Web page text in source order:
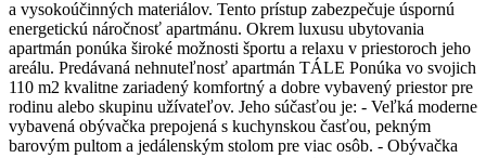
a vysokoúčinných materiálov. Tento prístup zabezpečuje úspornú
energetickú náročnosť apartmánu. Okrem luxusu ubytovania
apartmán ponúka široké možnosti športu a relaxu v priestoroch jeho
areálu. Predávaná nehnuteľnosť apartmán TÁLE Ponúka vo svojich
110 m2 kvalitne zariadený komfortný a dobre vybavený priestor pre
rodinu alebo skupinu užívateľov. Jeho súčasťou je: - Veľká moderne
vybavená obývačka prepojená s kuchynskou časťou, pekným
barovým pultom a jedálenským stolom pre viac osôb. - Obývačka